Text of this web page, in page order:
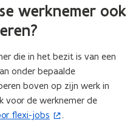
werknemer ook
die in het bezit is van een
onder bepaalde
boven op zijn werk in
voor de werknemer de
flexi-jobs
.